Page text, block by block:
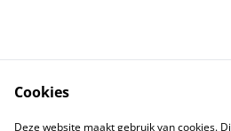
Contact
Cookies
Deze website maakt gebruik van cookies.